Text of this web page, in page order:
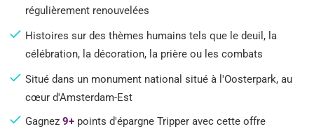
régulièrement renouvelées
Histoires sur des thèmes humains tels que le deuil, la
célébration, la décoration, la prière ou les combats
Situé dans un monument national situé à l'Oosterpark, au
cœur d'Amsterdam-Est
Gagnez9+ points d'épargne Tripper avec cette offre